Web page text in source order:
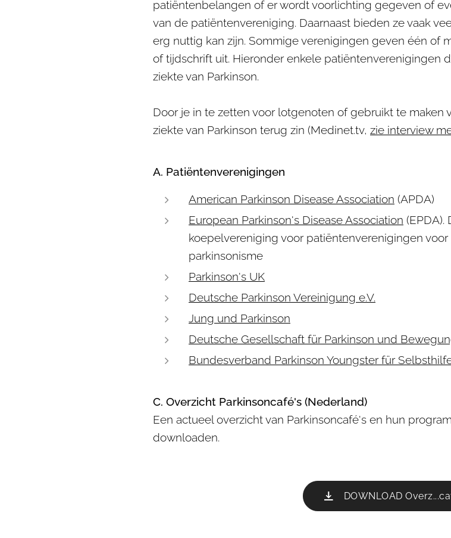
patiëntenbelangen of er wordt voorlichting gegeven of
van de patiëntenvereniging. Daarnaast bieden ze vaak
erg nuttig kan zijn. Sommige verenigingen geven één of
of tijdschrift uit. Hieronder enkele patiëntenverenigingen
ziekte van Parkinson.
Door je in te zetten voor lotgenoten of gebruikt te maken
ziekte van Parkinson terug zin (Medinet.tv, zie interview
A. Patiëntenverenigingen
American Parkinson Disease Association (APDA)
European Parkinson's Disease Association (EPDA).
koepelvereniging voor patiëntenverenigingen
parkinsonisme
Parkinson's UK
Deutsche Parkinson Vereinigung e.V.
Jung und Parkinson
Deutsche Gesellschaft für Parkinson und
Bundesverband Parkinson Youngster für
C. Overzicht Parkinsoncafé's (Nederland)
Een actueel overzicht van Parkinsoncafé's en hun
downloaden.
DOWNLOAD